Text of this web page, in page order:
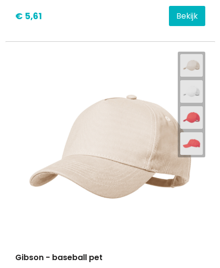
€ 5,61 Bekijk
Gibson - baseball pet